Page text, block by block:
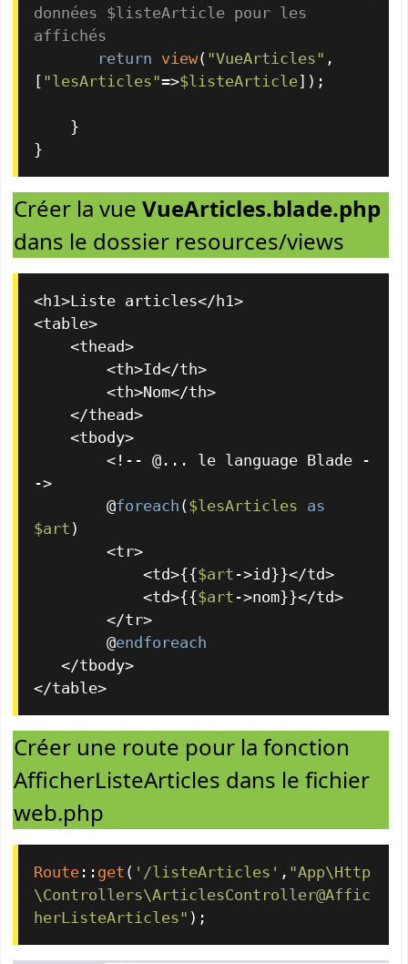
données $listeArticle pour les
affichés
return view( "VueArticles" ,
[ "lesArticles"=>$listeArticle]);
}
Créer la vue VueArticles.blade.php
dans le dossier resources/views
<h1>Liste articles</h1>
<table>
    <thead>
        <th>Id</th>
        <th>Nom</th>
    </thead>
    <tbody>
        <!-- @... le language Blade -
->
        @
foreach ($lesArticles as
$art )
        <tr>
            <td>{{
$art ->id}}</td>
            <td>{{
$art ->nom}}</td>
        </tr>
        @
endforeach
   </tbody>
</table>
Créer une route pour la fonction
AfficherListeArticles dans le fichier
web.php
Route :: get ( '/listeArticles' , "App\Http
\Controllers\ArticlesController@Affic
herListeArticles" );